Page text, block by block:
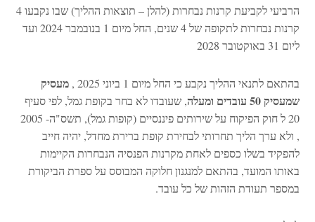
הרביעי לקביעת קרנות נבחרות (להלן – תוצאות ההליך) שבו נקבעו 4
קרנות נבחרות לתקופה של 4 שנים, החל מיום 1 בנובמבר 2024 ועד
ליום 31 באוקטובר 2028
בהתאם לתנאי ההליך נקבע כי החל מיום 1 ביוני 2025 ,
מעסיק
שמעסיק 50 עובדים ומעלה
, שעובדו לא בחר בקופת גמל, לפי סעיף
20 ל חוק הפיקוח על שירותים פיננסיים (קופות גמל), תשס"ה- 2005
, ולא ערך הליך תחרותי לבחירת קופת ברירת מחדל, יהיה חייב
להפקיד בשלו כספים לאחת מקרנות הפנסיה הנבחרות הקיימות
באותו המועד, בהתאם למנגנון חלוקה המבוסס על ספרת הביקורת
במספר תעודת הזהות של כל עובד.